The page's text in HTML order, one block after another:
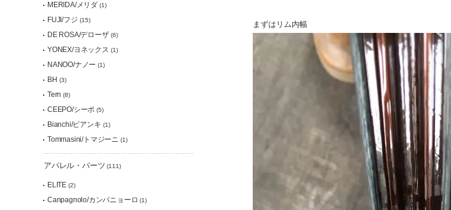
まずはリム内幅
MERIDA/メリダ (1)
FUJI/フジ (15)
DE ROSA/デローザ (6)
YONEX/ヨネックス (1)
NANOO/ナノー (1)
BH (3)
Tern (8)
CEEPO/シーポ (5)
Bianchi/ビアンキ (1)
Tommasini/トマジーニ (1)
アパレル・パーツ (111)
ELITE (2)
Canpagnolo/カンパニョーロ (1)